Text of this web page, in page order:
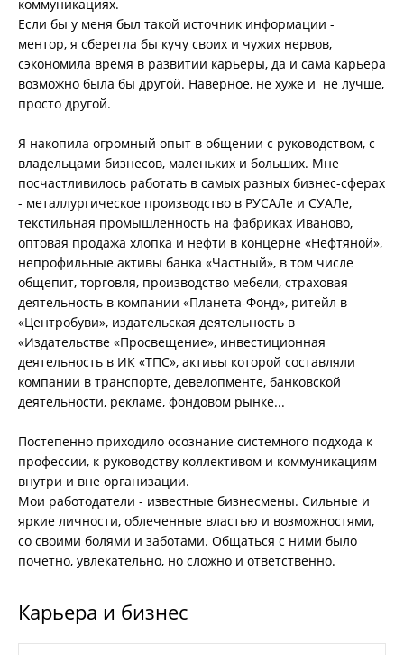
коммуникациях.
Если бы у меня был такой источник информации -
ментор, я сберегла бы кучу своих и чужих нервов,
сэкономила время в развитии карьеры, да и сама карьера
возможно была бы другой. Наверное, не хуже и не лучше,
просто другой.
Я накопила огромный опыт в общении с руководством, с
владельцами бизнесов, маленьких и больших. Мне
посчастливилось работать в самых разных бизнес-сферах
- металлургическое производство в РУСАЛе и СУАЛе,
текстильная промышленность на фабриках Иваново,
оптовая продажа хлопка и нефти в концерне «Нефтяной»,
непрофильные активы банка «Частный», в том числе
общепит, торговля, производство мебели, страховая
деятельность в компании «Планета-Фонд», ритейл в
«Центробуви», издательская деятельность в
«Издательстве «Просвещение», инвестиционная
деятельность в ИК «ТПС», активы которой составляли
компании в транспорте, девелопменте, банковской
деятельности, рекламе, фондовом рынке...
Постепенно приходило осознание системного подхода к
профессии, к руководству коллективом и коммуникациям
внутри и вне организации.
Мои работодатели - известные бизнесмены. Сильные и
яркие личности, облеченные властью и возможностями,
со своими болями и заботами. Общаться с ними было
почетно, увлекательно, но сложно и ответственно.
Карьера и бизнес